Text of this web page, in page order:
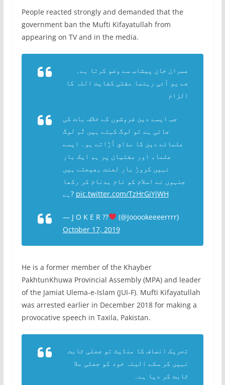
People reacted strongly and demanded that the
government ban the Mufti Kifayatullah from
appearing on TV and in the media.
عمران خان پیشاب سے وضو کرتا ہے۔
جے یو آئی رہنما مفتی کفایت اللہ کا
الزام
جب ایسے دین فروشوں کے خلاف بات کی
جاتی ہے تو لوگ کہتے ہیں تُم لوگ
علمائے دین کا مذاق اُڑاتے ہو۔ ایسے
علماء اور مفتیان پر ہم ایک بار
نہیں کروڑ بار لعنت بھیجتے ہیں
جنہوں نے اسلام کو نام بدنام کر رکھا
ہے? pic.twitter.com/TzHrGiYjWH
— J O K E R ??
(@Jooookeeeerrrr)
October 17, 2019
He is a former member of the Khayber
PakhtunKhuwa Provincial Assembly (MPA) and leader
of the Jamiat Ulema-e-Islam (JUI-F). Mufti Kifayatullah
was arrested earlier in December 2018 for making a
provocative speech in Taxila, Pakistan.
تحریک انصاف کا منڈیٹ تو جعلی ثابت
نہیں کر سکے البتہ خود کو جعلی ملا
ثابت کر دیا ہے۔